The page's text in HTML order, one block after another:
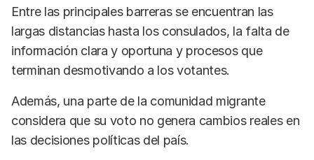
Entre las principales barreras se encuentran las
largas distancias hasta los consulados, la falta de
información clara y oportuna y procesos que
terminan desmotivando a los votantes.
Además, una parte de la comunidad migrante
considera que su voto no genera cambios reales en
las decisiones políticas del país.